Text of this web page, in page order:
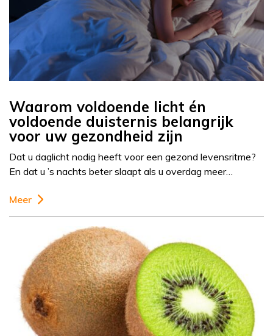
Waarom voldoende licht én
voldoende duisternis belangrijk
voor uw gezondheid zijn
Dat u daglicht nodig heeft voor een gezond levensritme?
En dat u ’s nachts beter slaapt als u overdag meer…
Meer